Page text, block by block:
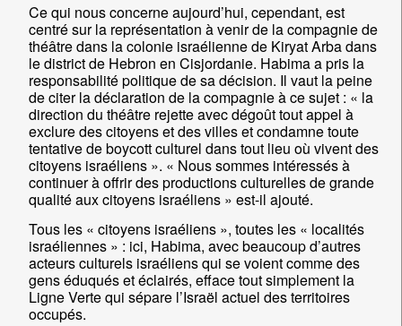
Ce qui nous concerne aujourd’hui, cependant, est
centré sur la représentation à venir de la compagnie de
théâtre dans la colonie israélienne de Kiryat Arba dans
le district de Hebron en Cisjordanie. Habima a pris la
responsabilité politique de sa décision. Il vaut la peine
de citer la déclaration de la compagnie à ce sujet : « la
direction du théâtre rejette avec dégoût tout appel à
exclure des citoyens et des villes et condamne toute
tentative de boycott culturel dans tout lieu où vivent des
citoyens israéliens ». « Nous sommes intéressés à
continuer à offrir des productions culturelles de grande
qualité aux citoyens israéliens » est-il ajouté.
Tous les « citoyens israéliens », toutes les « localités
israéliennes » : ici, Habima, avec beaucoup d’autres
acteurs culturels israéliens qui se voient comme des
gens éduqués et éclairés, efface tout simplement la
Ligne Verte qui sépare l’Israël actuel des territoires
occupés.